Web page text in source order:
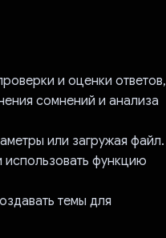
и оценки ответов,
сомнений и анализа
или загружая файл.
использовать функцию
темы для